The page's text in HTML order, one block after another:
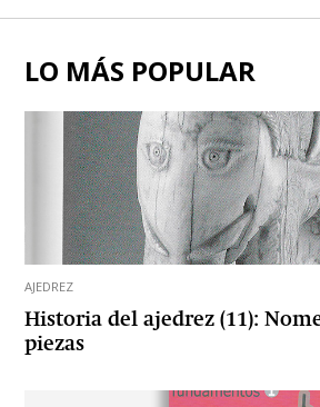
LO MÁS POPULAR
AJEDREZ
Historia del ajedrez (11):
piezas